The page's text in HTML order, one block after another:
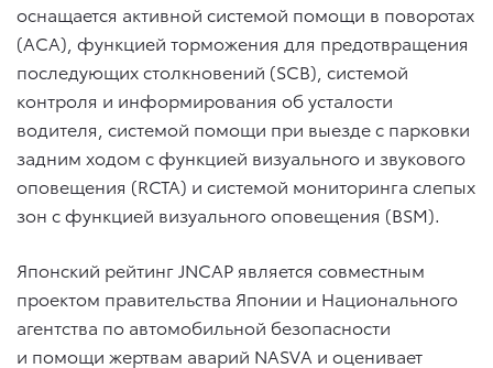
оснащается активной системой помощи в поворотах
(ACA), функцией торможения для предотвращения
последующих столкновений (SCB), системой
контроля и информирования об усталости
водителя, системой помощи при выезде с парковки
задним ходом с функцией визуального и звукового
оповещения (RCTA) и системой мониторинга слепых
зон с функцией визуального оповещения (BSM).
Японский рейтинг JNCAP является совместным
проектом правительства Японии и Национального
агентства по автомобильной безопасности
и помощи жертвам аварий NASVA и оценивает